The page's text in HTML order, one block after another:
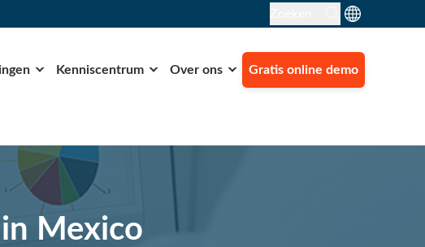
Kenniscentrum Over ons Gratis online demo
Mexico